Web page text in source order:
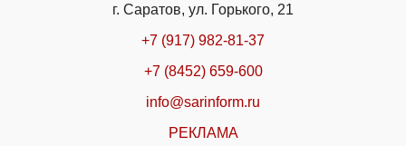
г. Саратов, ул. Горького, 21
+7 (917) 982-81-37
+7 (8452) 659-600
info@sarinform.ru
РЕКЛАМА